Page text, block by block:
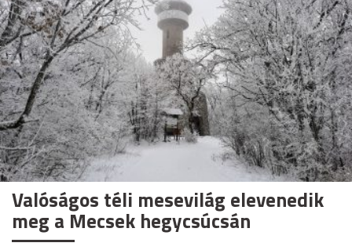
Valóságos téli mesevilág elevenedik
meg a Mecsek hegycsúcsán